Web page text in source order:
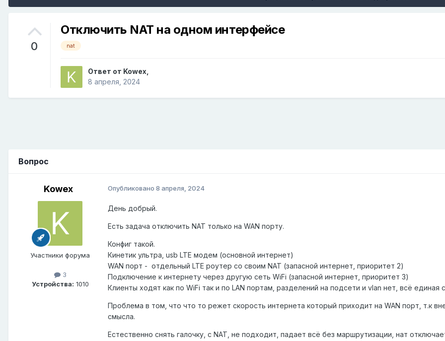
0
Отключить NAT на одном интерфейсе
nat
Ответ от Kowex
8 апреля, 2024
Вопрос
Kowex
Участники форума
3
Устройства: 1010
Опубликовано 8 апреля, 2024
День добрый.
Есть задача отключить NAT только на WAN порту.
Конфиг такой.
Кинетик ультра, usb LTE модем (основной интернет)
WAN порт - отдельный LTE роутер со своим NAT (запасной интернет, приоритет 2)
Подключение к интернету через другую сеть WiFi (запасной интернет, приоритет 3)
Клиенты ходят как по WiFi так и по LAN портам, разделений на подсети и vlan нет, всё единая
Проблема в том, что что то режет скорость интернета который приходит на WAN порт, т.к
смысла.
Естественно снять галочку, с NAT, не подходит, падает всё без маршрутизации, нат